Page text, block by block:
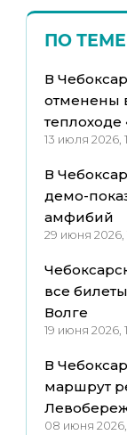
ПО ТЕМЕ
В
отменены
13 июля 2026,
В
демо-
амфибий
29 июня 2026,
все
Волге
19 июня 2026,
В
маршрут
08 июня 2026,